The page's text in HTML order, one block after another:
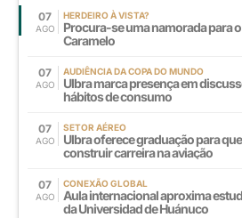
07
AGO
HERDEIRO À VISTA?
Procura-se uma namorada para
Caramelo
07
AGO
AUDIÊNCIA DA COPA DO MUNDO
Ulbra marca presença em
hábitos de consumo
07
AGO
SETOR AÉREO
Ulbra oferece graduação para
construir carreira na aviação
07
AGO
CONEXÃO GLOBAL
Aula internacional aproxima
da Universidad de Huánuco